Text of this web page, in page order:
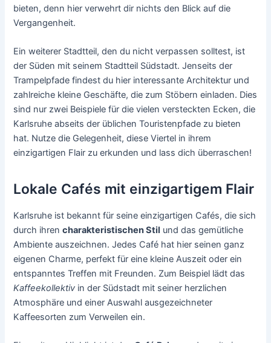
bieten, denn hier verwehrt dir nichts den Blick auf die
Vergangenheit.
Ein weiterer Stadtteil, den du nicht verpassen solltest, ist
der Süden mit seinem Stadtteil Südstadt. Jenseits der
Trampelpfade findest du hier interessante Architektur und
zahlreiche kleine Geschäfte, die zum Stöbern einladen. Dies
sind nur zwei Beispiele für die vielen versteckten Ecken, die
Karlsruhe abseits der üblichen Touristenpfade zu bieten
hat. Nutze die Gelegenheit, diese Viertel in ihrem
einzigartigen Flair zu erkunden und lass dich überraschen!
Lokale Cafés mit einzigartigem Flair
Karlsruhe ist bekannt für seine einzigartigen Cafés, die sich
durch ihrencharakteristischen Stil und das gemütliche
Ambiente auszeichnen. Jedes Café hat hier seinen ganz
eigenen Charme, perfekt für eine kleine Auszeit oder ein
entspanntes Treffen mit Freunden. Zum Beispiel lädt das
Kaffeekollektiv in der Südstadt mit seiner herzlichen
Atmosphäre und einer Auswahl ausgezeichneter
Kaffeesorten zum Verweilen ein.